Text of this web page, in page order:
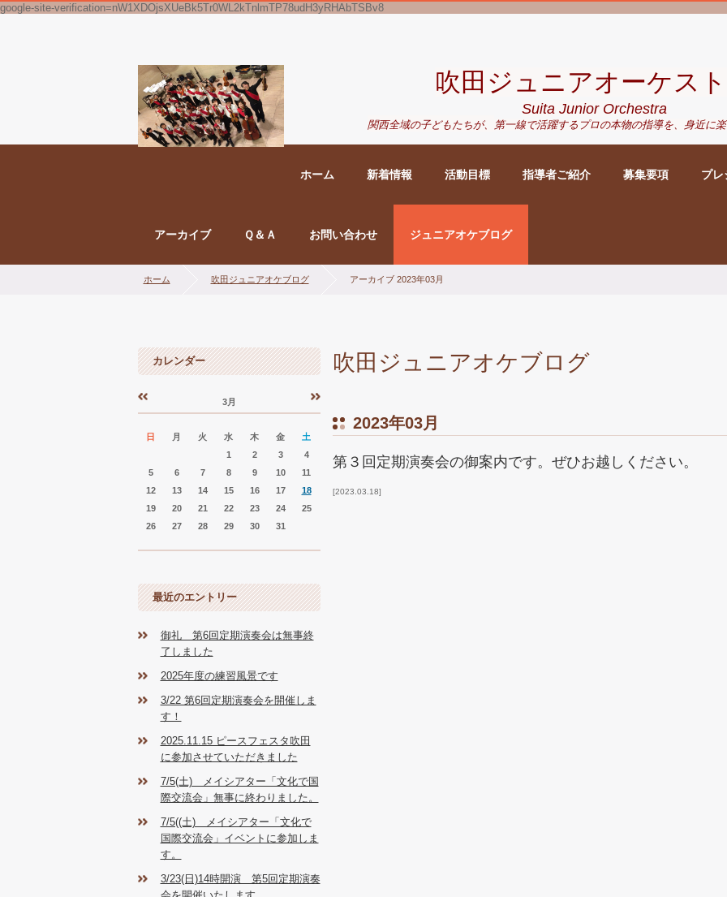
google-site-verification=nW1XDOjsXUeBk5Tr0WL2kTnlmTP78udH3yRHAbTSBv8
吹田ジュニアオーケス
Suita Junior Orchestra
関西全域の子どもたちが、 第一線で活躍するプロの本物の指導を、身近に
ホーム 新着情報 活動目標 指導者ご紹介 募集要項 プレ
アーカイブ Ｑ＆Ａ お問い合わせ ジュニアオケブログ
ホーム 吹田ジュニアオケブログ アーカイブ 2023年03月
吹田ジュニアオケブログ
2023年03月
2023.03.18
第３回定期演奏会の御案内です。ぜひお越しください。
カレンダー
«
3月
»
日 月 火 水 木 金
土
1
2 3
4
5
6 7 8 9 10
11
12
13 14 15 16 17
18
19
20 21 22 23 24
25
26
27 28 29 30 31
最近のエントリー
御礼 第6回定期演奏会は無事終
了しました
2025年度の練習風景です
3/22 第6回定期演奏会を開催しま
す！
2025.11.15 ピースフェスタ吹田
に参加させていただきました
7/5(土) メイシアター「文化で国
際交流会」無事に終わりました。
7/5((土) メイシアター「文化で
国際交流会」イベントに参加しま
す。
3/23(日)14時開演 第5回定期演奏